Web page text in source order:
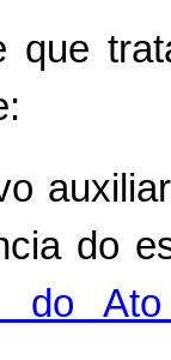
que
do
Ato